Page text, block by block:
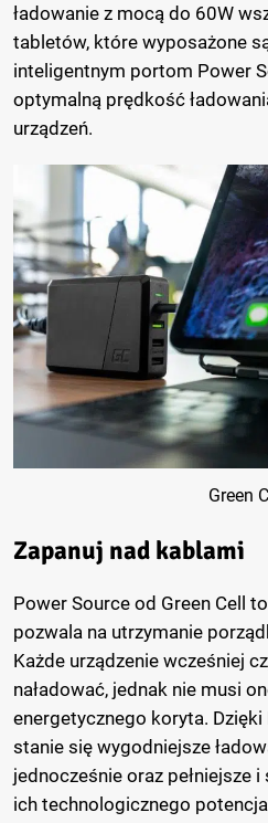
ładowanie z mocą do 60W
tabletów, które wyposażone
inteligentnym portom Power
optymalną prędkość
urządzeń.
Green
Zapanuj nad kablami
Power Source od Green Cell
pozwala na utrzymanie
Każde urządzenie wcześniej
naładować, jednak nie musi
energetycznego koryta.
stanie się wygodniejsze
jednocześnie oraz pełniejsze
ich technologicznego